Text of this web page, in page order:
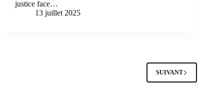
justice face…
13 juillet 2025
SUIVANT